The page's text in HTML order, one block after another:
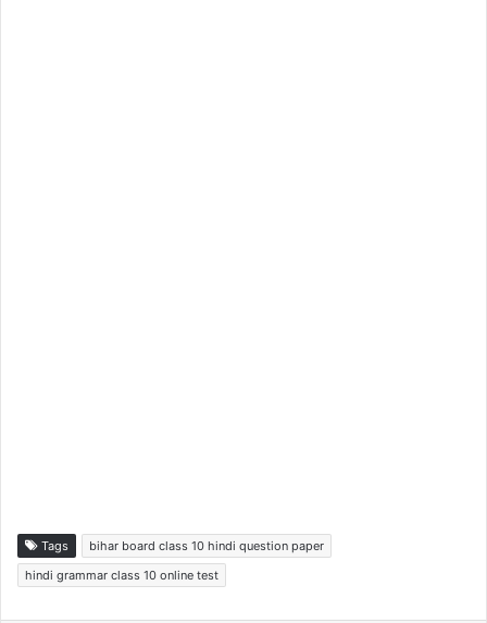
Tags
bihar board class 10 hindi question paper
hindi grammar class 10 online test